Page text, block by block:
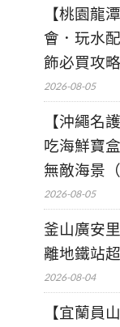
【桃園龍
會．玩水
飾必買攻
2026-08-05
【沖繩名
吃海鮮寶
無敵海景
2026-08-05
釜山廣安
離地鐵站
2026-08-04
【宜蘭員